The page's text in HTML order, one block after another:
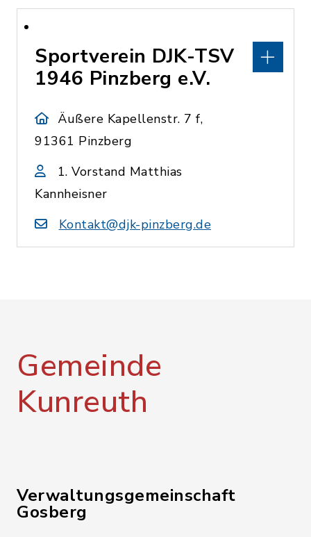
Sportverein DJK-TSV
1946 Pinzberg e.V.
Äußere Kapellenstr. 7 f,
91361 Pinzberg
1. Vorstand Matthias
Kannheisner
Kontakt@djk-pinzberg.de
Gemeinde
Kunreuth
Verwaltungsgemeinschaft
Gosberg